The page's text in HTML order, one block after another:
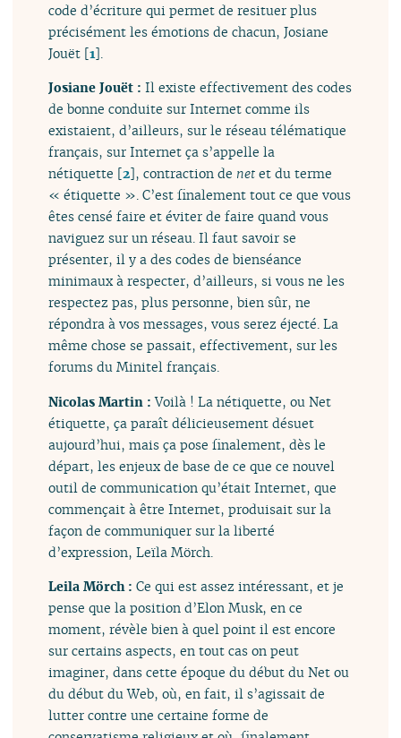
code d’écriture qui permet de resituer plus
précisément les émotions de chacun, Josiane
Jouët [1]
Josiane Jouët :Il existe effectivement des codes
de bonne conduite sur Internet comme ils
existaient, d’ailleurs, sur le réseau télématique
français, sur Internet ça s’appelle la
nétiquette [2], contraction de net et du terme
« étiquette ». C’est finalement tout ce que vous
êtes censé faire et éviter de faire quand vous
naviguez sur un réseau. Il faut savoir se
présenter, il y a des codes de bienséance
minimaux à respecter, d’ailleurs, si vous ne les
respectez pas, plus personne, bien sûr, ne
répondra à vos messages, vous serez éjecté. La
même chose se passait, effectivement, sur les
forums du Minitel français.
Nicolas Martin :Voilà ! La nétiquette, ou Net
étiquette, ça paraît délicieusement désuet
aujourd’hui, mais ça pose finalement, dès le
départ, les enjeux de base de ce que ce nouvel
outil de communication qu’était Internet, que
commençait à être Internet, produisait sur la
façon de communiquer sur la liberté
d’expression, Leïla Mörch.
Leila Mörch :Ce qui est assez intéressant, et je
pense que la position d’Elon Musk, en ce
moment, révèle bien à quel point il est encore
sur certains aspects, en tout cas on peut
imaginer, dans cette époque du début du Net ou
du début du Web, où, en fait, il s’agissait de
lutter contre une certaine forme de